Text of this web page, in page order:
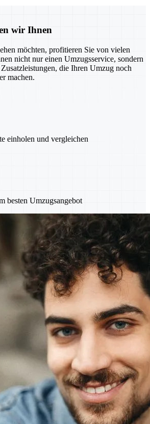
wir Ihnen
möchten, profitieren Sie von vielen
nicht nur einen Umzugsservice, sondern
die Ihren Umzug noch
machen.
einholen und vergleichen
besten Umzugsangebot